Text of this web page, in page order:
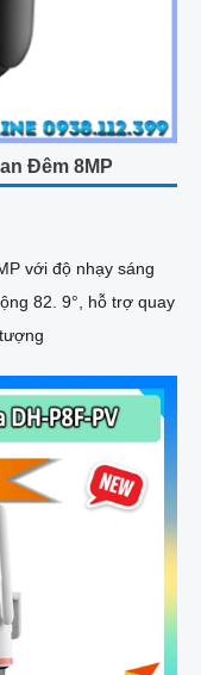
Đêm 8MP
với độ nhạy sáng
82. 9°, hỗ trợ quay